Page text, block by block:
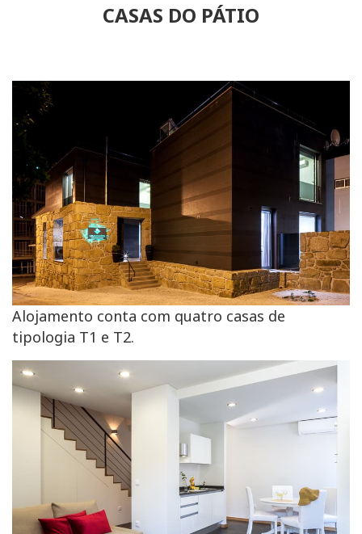
CASAS DO PÁTIO
Alojamento conta com quatro casas de
tipologia T1 e T2.